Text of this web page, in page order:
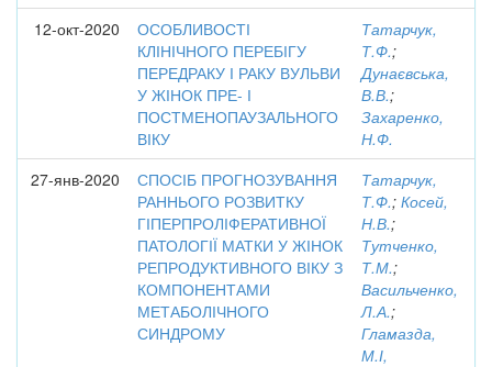
12-окт-2020
ОСОБЛИВОСТІ
КЛІНІЧНОГО ПЕРЕБІГУ
ПЕРЕДРАКУ І РАКУ ВУЛЬВИ
У ЖІНОК ПРЕ- І
ПОСТМЕНОПАУЗАЛЬНОГО
ВІКУ
Татарчук,
Т.Ф.;
Дунаєвська,
В.В.;
Захаренко,
Н.Ф.
27-янв-2020
СПОСІБ ПРОГНОЗУВАННЯ
РАННЬОГО РОЗВИТКУ
ГІПЕРПРОЛІФЕРАТИВНОЇ
ПАТОЛОГІЇ МАТКИ У ЖІНОК
РЕПРОДУКТИВНОГО ВІКУ З
КОМПОНЕНТАМИ
МЕТАБОЛІЧНОГО
СИНДРОМУ
Татарчук,
Т.Ф.; Косей,
Н.В.;
Тутченко,
Т.М.;
Васильченко,
Л.А.;
Гламазда,
М.І,